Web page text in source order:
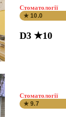
Стоматології
★ 10.0
D3 ★10
Стоматології
★ 9.7